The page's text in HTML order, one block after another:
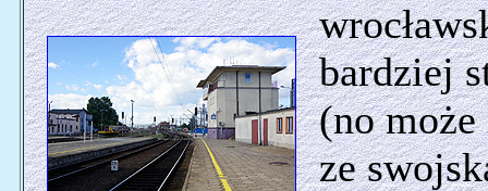
bardziej
(no
ze